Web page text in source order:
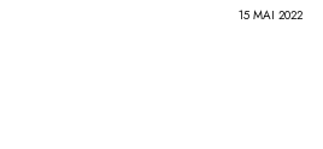
15 MAI 2022